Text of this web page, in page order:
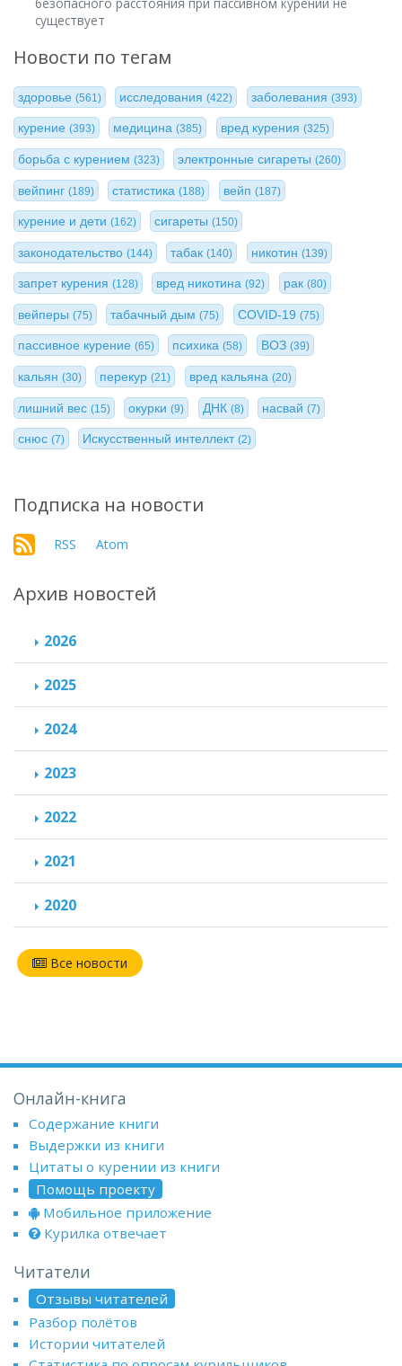
существует
Новости по тегам
здоровье (561) исследования(422) заболевания (393)
курение (393) медицина(385) вред курения (325)
борьба с курением (323) электронные сигареты(260)
вейпинг (189) статистика(188) вейп (187)
курение и дети (162) сигареты(150)
законодательство (144) табак(140) никотин (139)
запрет курения (128) вред никотина(92) рак (80)
вейперы (75) табачный дым(75) COVID-19 (75)
пассивное курение (65) психика(58) ВОЗ (39)
кальян (30) перекур(21) вред кальяна (20)
лишний вес (15) окурки(9) ДНК (8) насвай(7)
снюс (7) Искусственный интеллект(2)
Подписка на новости
RSS Atom
Архив новостей
2026
2025
2024
2023
2022
2021
2020
Все новости
Онлайн-книга
Содержание книги
Выдержки из книги
Цитаты о курении из книги
Помощь проекту
Мобильное приложение
Курилка отвечает
Читатели
Отзывы читателей
Разбор полётов
Истории читателей